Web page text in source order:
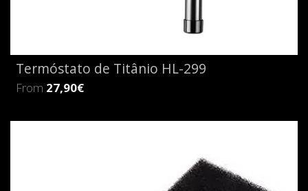
Termóstato de Titânio HL-299
From 27,90€